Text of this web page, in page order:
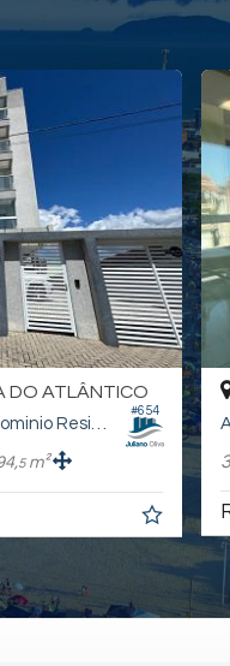
#527
DO ATLÂNTICO
1 m² 3